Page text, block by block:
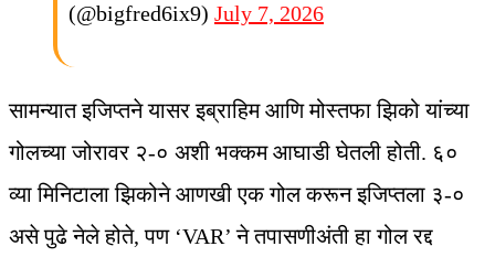
(@bigfred6ix9) July 7, 2026
सामन्यात इजिप्तने यासर इब्राहिम आणि मोस्तफा झिको यांच्या
गोलच्या जोरावर २-० अशी भक्कम आघाडी घेतली होती. ६०
व्या मिनिटाला झिकोने आणखी एक गोल करून इजिप्तला ३-०
असे पुढे नेले होते, पण ‘VAR’ ने तपासणीअंती हा गोल रद्द